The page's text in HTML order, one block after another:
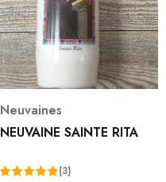
Neuvaines
NEUVAINE SAINTE RITA
(3)